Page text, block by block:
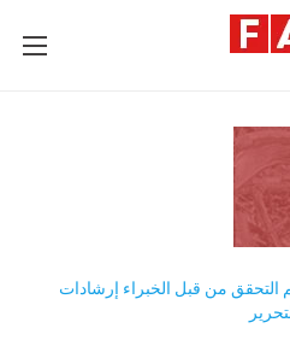
التحقق من قبل الخبراء إرشادات